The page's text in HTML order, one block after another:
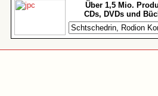
Über 1,5 Mio.
CDs, DVDs und